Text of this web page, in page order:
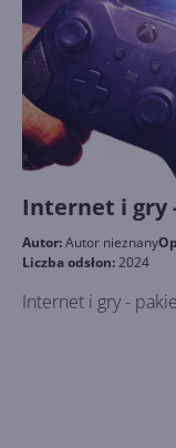
Internet i gry
Autor:Autor nieznany
Liczba odsłon:2024
Internet i gry -